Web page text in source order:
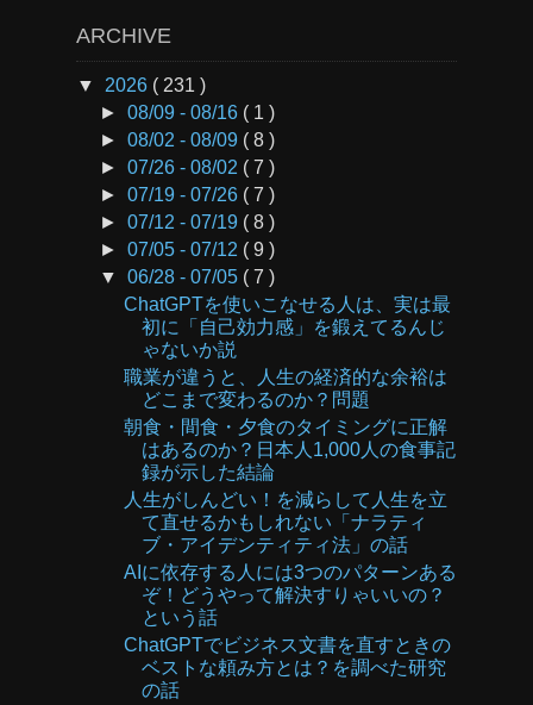
ARCHIVE
▼ 2026 ( 231 )
►08/09 - 08/16 ( 1 )
►08/02 - 08/09 ( 8 )
►07/26 - 08/02 ( 7 )
►07/19 - 07/26 ( 7 )
►07/12 - 07/19 ( 8 )
►07/05 - 07/12 ( 9 )
▼06/28 - 07/05 ( 7 )
ChatGPTを使いこなせる人は、実は最
初に「自己効力感」を鍛えてるんじ
ゃないか説
職業が違うと、人生の経済的な余裕は
どこまで変わるのか？問題
朝食・間食・夕食のタイミングに正解
はあるのか？日本人1,000人の食事記
録が示した結論
人生がしんどい！を減らして人生を立
て直せるかもしれない「ナラティ
ブ・アイデンティティ法」の話
AIに依存する人には3つのパターンある
ぞ！どうやって解決すりゃいいの？
という話
ChatGPTでビジネス文書を直すときの
ベストな頼み方とは？を調べた研究
の話